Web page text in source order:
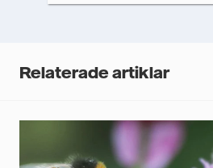
mig nyhetsbrevet.*
Relaterade artiklar